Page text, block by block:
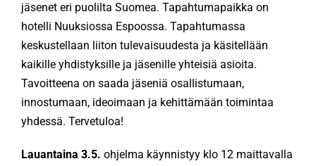
SVE
jäsenet eri puolilta Suomea. Tapahtumapaikka on
hotelli Nuuksiossa Espoossa. Tapahtumassa
keskustellaan liiton tulevaisuudesta ja käsitellään
kaikille yhdistyksille ja jäsenille yhteisiä asioita.
Tavoitteena on saada jäseniä osallistumaan,
innostumaan, ideoimaan ja kehittämään toimintaa
yhdessä. Tervetuloa!
Lauantaina 3.5. ohjelma käynnistyy klo 12 maittavalla